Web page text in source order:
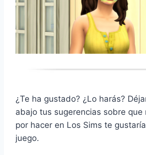
¿Te ha gustado? ¿Lo harás?
abajo tus sugerencias sobre que
por hacer en Los Sims te
juego.